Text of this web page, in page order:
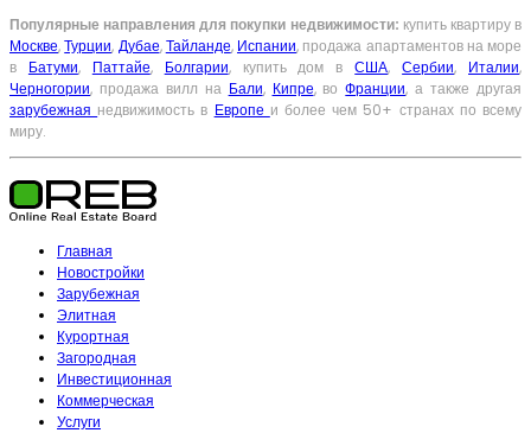
Популярные направления для покупки недвижимости: купить квартиру в
Москве,Турции, Дубае,Тайланде, Испании, продажа апартаментов на море
в Батуми, Паттайе, Болгарии, купить дом вСША,Сербии, Италии,
Черногории, продажа вилл на Бали, Кипре, воФранции, а также другая
зарубежная недвижимость в Европе и более чем 50+ странах по всему
миру.
Главная
Новостройки
Зарубежная
Элитная
Курортная
Загородная
Инвестиционная
Коммерческая
Услуги